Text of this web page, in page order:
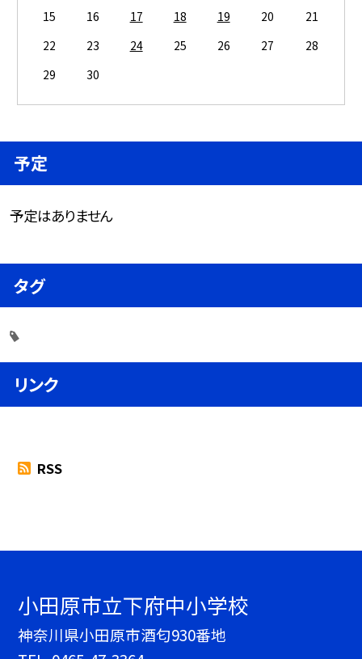
15
16 17 18 19 20
21
22
23 24 25 26 27
28
29
30
予定
予定はありません
タグ
リンク
RSS
小田原市立下府中小学校
神奈川県小田原市酒匂930番地